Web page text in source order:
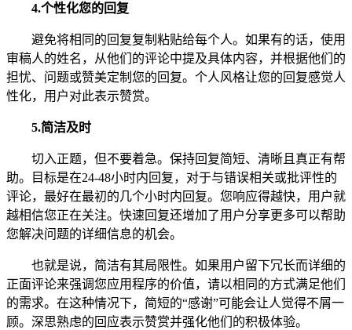
4.个性化您的回复
避免将相同的回复复制粘贴给每个人。如果有的话，使用
审稿人的姓名，从他们的评论中提及具体内容，并根据他们的
担忧、问题或赞美定制您的回复。个人风格让您的回复感觉人
性化，用户对此表示赞赏。
5.简洁及时
切入正题，但不要着急。保持回复简短、清晰且真正有帮
助。目标是在24-48小时内回复，对于与错误相关或批评性的
评论，最好在最初的几个小时内回复。您响应得越快，用户就
越相信您正在关注。快速回复还增加了用户分享更多可以帮助
您解决问题的详细信息的机会。
也就是说，简洁有其局限性。如果用户留下冗长而详细的
正面评论来强调您应用程序的价值，请以相同的方式满足他们
的需求。在这种情况下，简短的“感谢”可能会让人觉得不屑一
顾。深思熟虑的回应表示赞赏并强化他们的积极体验。